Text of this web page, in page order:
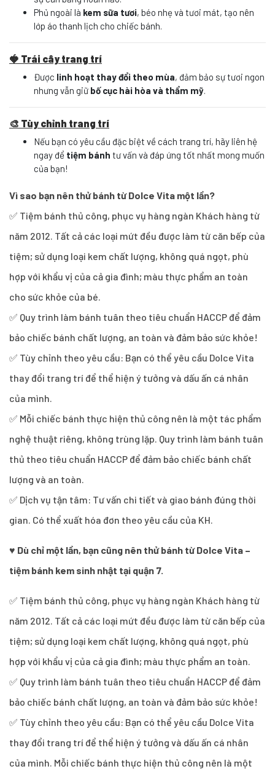
Phủ ngoài là kem sữa tươi, béo nhẹ và tươi mát, tạo nên
lớp áo thanh lịch cho chiếc bánh.
🍓 Trái cây trang trí
Được linh hoạt thay đổi theo mùa, đảm bảo sự tươi ngon
nhưng vẫn giữbố cục hài hòa và thẩm mỹ.
🎨 Tùy chỉnh trang trí
Nếu bạn có yêu cầu đặc biệt về cách trang trí, hãy liên hệ
ngay để tiệm bánh tư vấn và đáp ứng tốt nhất mong muốn
của bạn!
Vì sao bạn nên thử bánh từ Dolce Vita một lần?
✅ Tiệm bánh thủ công, phục vụ hàng ngàn Khách hàng từ
năm 2012. Tất cả các loại mứt đều được làm từ căn bếp của
tiệm; sử dụng loại kem chất lượng, không quá ngọt, phù
hợp với khẩu vị của cả gia đình; màu thực phẩm an toàn
cho sức khỏe của bé.
✅ Quy trình làm bánh tuân theo tiêu chuẩn HACCP để đảm
bảo chiếc bánh chất lượng, an toàn và đảm bảo sức khỏe!
✅ Tùy chỉnh theo yêu cầu: Bạn có thể yêu cầu Dolce Vita
thay đổi trang trí để thể hiện ý tưởng và dấu ấn cá nhân
của mình.
✅ Mỗi chiếc bánh thực hiện thủ công nên là một tác phẩm
nghệ thuật riêng, không trùng lặp. Quy trình làm bánh tuân
thủ theo tiêu chuẩn HACCP để đảm bảo chiếc bánh chất
lượng và an toàn.
✅ Dịch vụ tận tâm: Tư vấn chi tiết và giao bánh đúng thời
gian. Có thể xuất hóa đơn theo yêu cầu của KH.
♥ Dù chỉ một lần, bạn cũng nên thử bánh từ Dolce Vita –
tiệm bánh kem sinh nhật tại quận 7.
✅ Tiệm bánh thủ công, phục vụ hàng ngàn Khách hàng từ
năm 2012. Tất cả các loại mứt đều được làm từ căn bếp của
tiệm; sử dụng loại kem chất lượng, không quá ngọt, phù
hợp với khẩu vị của cả gia đình; màu thực phẩm an toàn.
✅ Quy trình làm bánh tuân theo tiêu chuẩn HACCP để đảm
bảo chiếc bánh chất lượng, an toàn và đảm bảo sức khỏe!
✅ Tùy chỉnh theo yêu cầu: Bạn có thể yêu cầu Dolce Vita
thay đổi trang trí để thể hiện ý tưởng và dấu ấn cá nhân
của mình. Mỗi chiếc bánh thực hiện thủ công nên là một